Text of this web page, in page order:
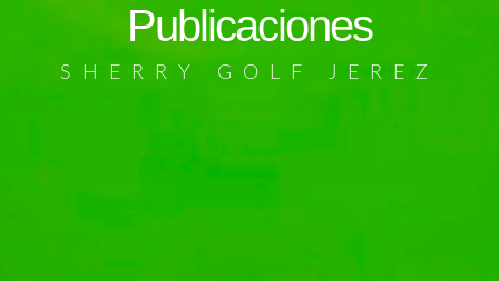
Publicaciones
SHERRY GOLF JEREZ